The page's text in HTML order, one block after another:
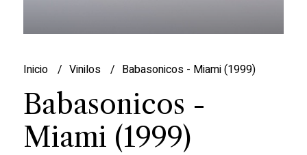
Inicio Vinilos Babasonicos - Miami (1999)
Babasonicos -
Miami (1999)